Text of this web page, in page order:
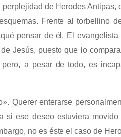
de Herodes Antipas,
Frente al torbellino
pensar de él. El
Jesús, puesto que lo
a pesar de todo, es
Querer enterarse
si ese deseo estuviera movido
no es éste el caso de